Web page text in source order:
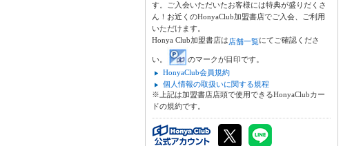
す。ご入会いただいたお客様には特典が盛りだくさ
ん！お近くのHonyaClub加盟書店でご入会、ご利用
いただけます。
Honya Club加盟書店は店舗一覧にてご確認くださ
い。
のマークが目印です。
HonyaClub会員規約
個人情報の取扱いに関する規程
※上記は加盟書店店頭で使用できるHonyaClubカー
ドの規約です。